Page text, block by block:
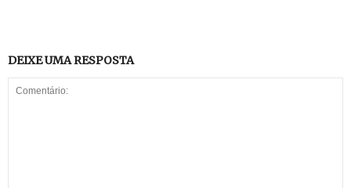
DEIXE UMA RESPOSTA